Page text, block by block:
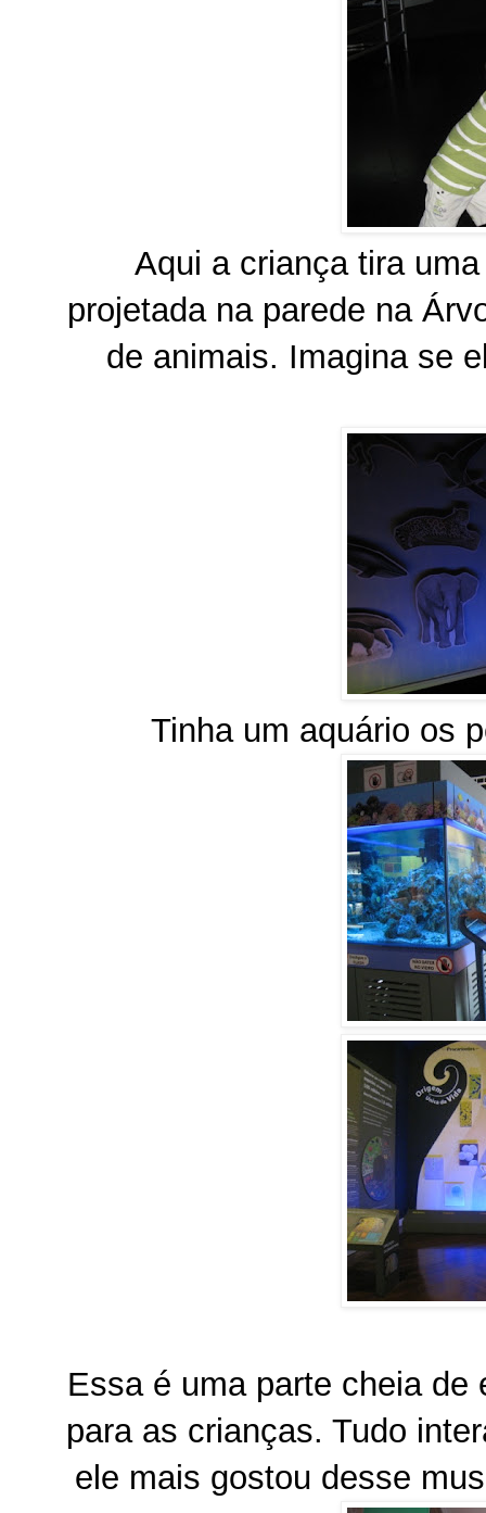
Aqui a criança tira
projetada na parede na
de animais. Imagina se
Tinha um aquário os
Essa é uma parte cheia
para as crianças. Tudo
ele mais gostou desse